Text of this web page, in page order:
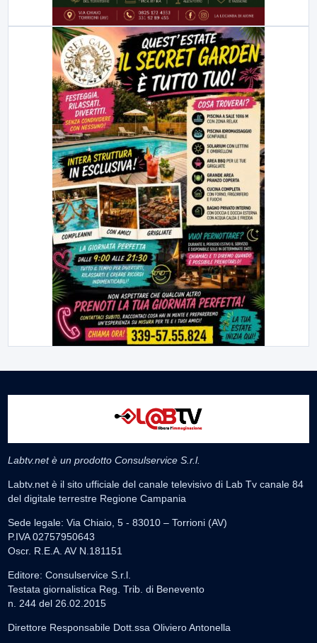
Labtv.net è un prodotto Consulservice S.r.l.
Labtv.net è il sito ufficiale del canale televisivo di Lab Tv canale 84
del digitale terrestre Regione Campania
Sede legale: Via Chiaio, 5 - 83010 – Torrioni (AV)
P.IVA 02757950643
Oscr. R.E.A. AV N.181151
Editore: Consulservice S.r.l.
Testata giornalistica Reg. Trib. di Benevento
n. 244 del 26.02.2015
Direttore Responsabile Dott.ssa Oliviero Antonella